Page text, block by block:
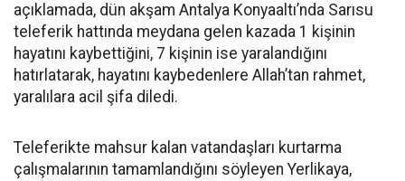
açıklamada, dün akşam Antalya Konyaaltı’nda Sarısu
teleferik hattında meydana gelen kazada 1 kişinin
hayatını kaybettiğini, 7️ kişinin ise yaralandığını
hatırlatarak, hayatını kaybedenlere Allah’tan rahmet,
yaralılara acil şifa diledi.
Teleferikte mahsur kalan vatandaşları kurtarma
çalışmalarının tamamlandığını söyleyen Yerlikaya,